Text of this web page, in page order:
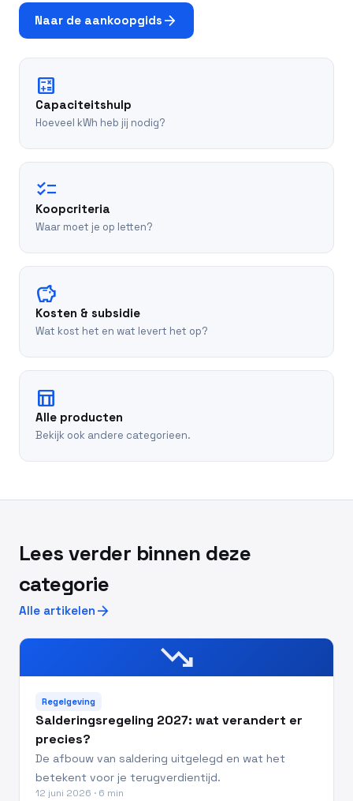
Naar de aankoopgids arrow_forward
calculate
Capaciteitshulp
Hoeveel kWh heb jij nodig?
checklist
Koopcriteria
Waar moet je op letten?
savings
Kosten & subsidie
Wat kost het en wat levert het op?
table_chart
Alle producten
Bekijk ook andere categorieen.
Lees verder binnen deze
categorie
Alle artikelen arrow_forward
trending_down
Regelgeving
Salderingsregeling 2027: wat verandert er
precies?
De afbouw van saldering uitgelegd en wat het
betekent voor je terugverdientijd.
12 juni 2026 · 6 min